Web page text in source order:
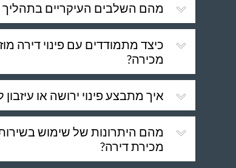
מהם השלבים העיקריים בתהליך
כיצד מתמודדים עם פינוי דירה
מכירה?
איך מתבצע פינוי ירושה או
מהם היתרונות של שימוש בשירותי
מכירת דירה?